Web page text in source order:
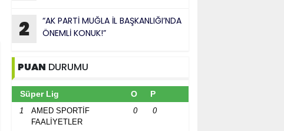
2
“AK PARTİ MUĞLA İL BAŞKANLIĞI’NDA
ÖNEMLİ KONUK!”
PUAN DURUMU
Süper Lig O P
1
AMED SPORTİF
FAALİYETLER
0 0